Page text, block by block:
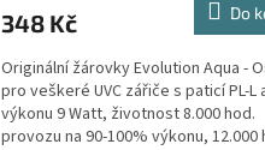
348 Kč Do
Originální žárovky Evolution Aqua -
pro veškeré UVC zářiče s paticí PL-L
výkonu 9 Watt, životnost 8.000 hod.
provozu na 90-100% výkonu, 12.000